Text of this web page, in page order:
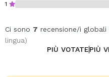
1
Ci sono 7 recensione/i
lingua)
PIÙ VOTATEPIÙ